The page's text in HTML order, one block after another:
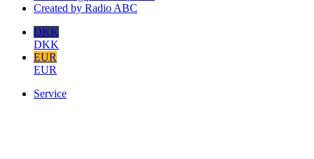
Created by Radio ABC
DKK
DKK
EUR
EUR
Service